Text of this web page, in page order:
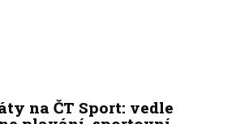
na ČT Sport: vedle